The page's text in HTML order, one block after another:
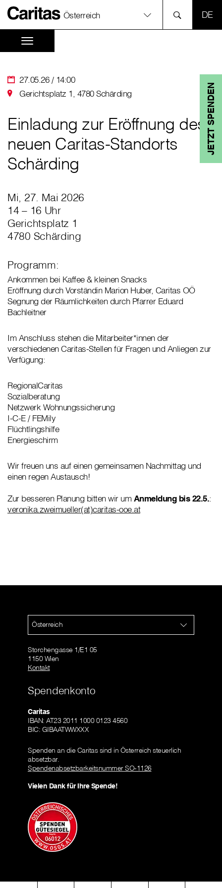
Österreich
JETZT SPENDEN
27.05.26 / 14:00
Gerichtsplatz 1, 4780 Schärding
Einladung zur Eröffnung des
neuen Caritas-Standorts
Schärding
Mi, 27. Mai 2026
14 – 16 Uhr
Gerichtsplatz 1
4780 Schärding
Programm:
Ankommen bei Kaffee & kleinen Snacks
Eröffnung durch Vorständin Marion Huber, Caritas OÖ
Segnung der Räumlichkeiten durch Pfarrer Eduard
Bachleitner
Im Anschluss stehen die Mitarbeiter*innen der
verschiedenen Caritas-Stellen für Fragen und Anliegen zur
Verfügung:
RegionalCaritas
Sozialberatung
Netzwerk Wohnungssicherung
I-C-E / FEMily
Flüchtlingshilfe
Energieschirm
Wir freuen uns auf einen gemeinsamen Nachmittag und
einen regen Austausch!
Zur besseren Planung bitten wir um Anmeldung bis 22.5.:
veronika.zweimueller(at)caritas-ooe.at
Österreich
Storchengasse 1/E1 05
1150 Wien
Kontakt
Spendenkonto
Caritas
IBAN: AT23 2011 1000 0123 4560
BIC: GIBAATWWXXX
Spenden an die Caritas sind in Österreich steuerlich
absetzbar.
Spendenabsetzbarkeitsnummer SO-1126
Vielen Dank für Ihre Spende!